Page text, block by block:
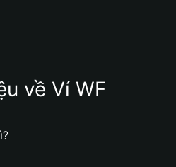
về Ví WF